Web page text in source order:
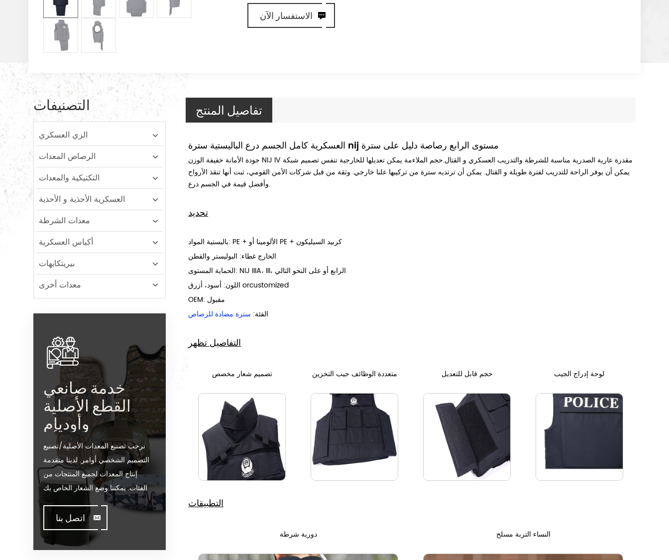
الاستفسار الآن
تفاصيل المنتج
العسكرية كامل الجسم درع الباليستية سترة nij مستوى الرابع رصاصة دليل على سترة
جودة الأمانة خفيفة الوزن NIJ IV مقدرة عارية الصدرية مناسبة للشرطة والتدريب العسكري و القتال.حجم الملاءمة يمكن تعديلها للخارجية تنفس تصميم شبكة
يمكن أن يوفر الراحة للتدريب لفترة طويلة و القتال. يمكن أن ترتديه سترة من تركيبها علنا خارجي. وثقة من قبل شركات الأمن القومي، ثبت أنها تنقذ الأرواح
وأفضل قيمة في الجسم درع.
تحديد
باليستية المواد: PE + الألومينا أو PE + كربيد السيليكون
الخارج غطاء: البوليستر والقطن
الحماية المستوى: NIJ IIIA، III، الرابع أو على النحو التالي
اللون: أسود، أزرق orcustomized
OEM: مقبول
الفئة: سترة مضادة للرصاص
التفاصيل تظهر
تصميم شعار مخصص متعددة الوظائف جيب التخزين حجم قابل للتعديل لوحة إدراج الجيب
التطبيقات
دورية شرطة النساء التربة مسلح
التصنيفات
الزي العسكري
الرصاص المعدات
التكتيكية والمعدات
العسكرية الأحذية و الأحذية
معدات الشرطة
أكياس العسكرية
بيريتكابهات
معدات أخرى
خدمة صانعي
القطع الأصلية
وأوديإم
نرحب تصنيع المعدات الأصلية/تصنيع
التصميم الشخصي أوامر. لدينا متقدمة
إنتاج المعدات لجميع المنتجات من
الفئات. يمكننا وضع الشعار الخاص بك
على موقعنا على الساخن بيع نموذج أو
تساعدك على إنتاج أوامر عندما تقابل
toughissues. ونحن مساعدة قيمة
العملاء لتصميم وتطوير منتجاتها من
اتصل بنا